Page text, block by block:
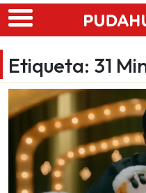
Skip to main content
Etiqueta: 31